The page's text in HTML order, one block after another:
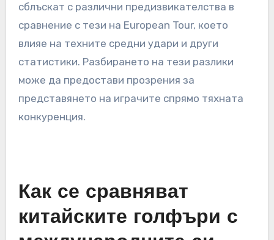
сблъскат с различни предизвикателства в
сравнение с тези на European Tour, което
влияе на техните средни удари и други
статистики. Разбирането на тези разлики
може да предостави прозрения за
представянето на играчите спрямо тяхната
конкуренция.